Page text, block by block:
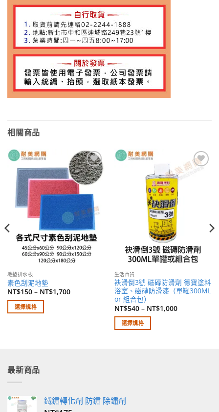
相關商品
加入
願望
清單
地墊排水板
素色刮泥地墊
NT$150– NT$1,700
選擇規格
有
種
款
可
生活百貨
袂滑倒3號 磁磚防滑劑 德寶塗料
浴室、磁磚防滑漆（單罐300ML
or 組合包）
NT$540– NT$1,000
選擇規格
款
式。
最新商品
鐵鏽轉化劑 防鏽 除鏽劑